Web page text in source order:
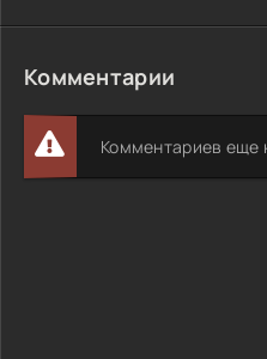
Комментарии
Комментариев еще